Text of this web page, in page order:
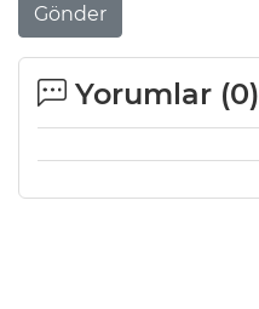
Gönder
Yorumlar (0)